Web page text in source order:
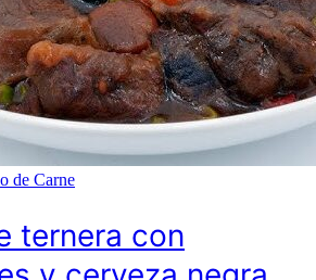
de Carne
ternera con